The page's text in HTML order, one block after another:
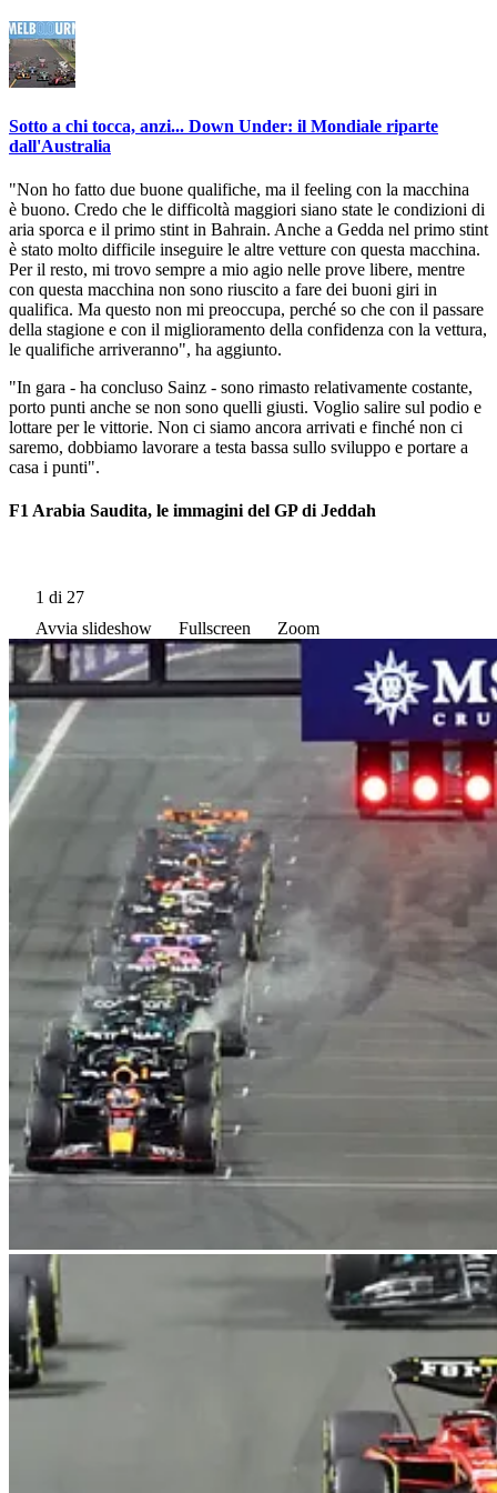
Sotto a chi tocca, anzi... Down Under: il Mondiale riparte
dall'Australia
"Non ho fatto due buone qualifiche, ma il feeling con la macchina
è buono. Credo che le difficoltà maggiori siano state le condizioni di
aria sporca e il primo stint in Bahrain. Anche a Gedda nel primo stint
è stato molto difficile inseguire le altre vetture con questa macchina.
Per il resto, mi trovo sempre a mio agio nelle prove libere, mentre
con questa macchina non sono riuscito a fare dei buoni giri in
qualifica. Ma questo non mi preoccupa, perché so che con il passare
della stagione e con il miglioramento della confidenza con la vettura,
le qualifiche arriveranno", ha aggiunto.
"In gara - ha concluso Sainz - sono rimasto relativamente costante,
porto punti anche se non sono quelli giusti. Voglio salire sul podio e
lottare per le vittorie. Non ci siamo ancora arrivati e finché non ci
saremo, dobbiamo lavorare a testa bassa sullo sviluppo e portare a
casa i punti".
F1 Arabia Saudita, le immagini del GP di Jeddah
1 di 27
Avvia slideshow
Fullscreen Zoom